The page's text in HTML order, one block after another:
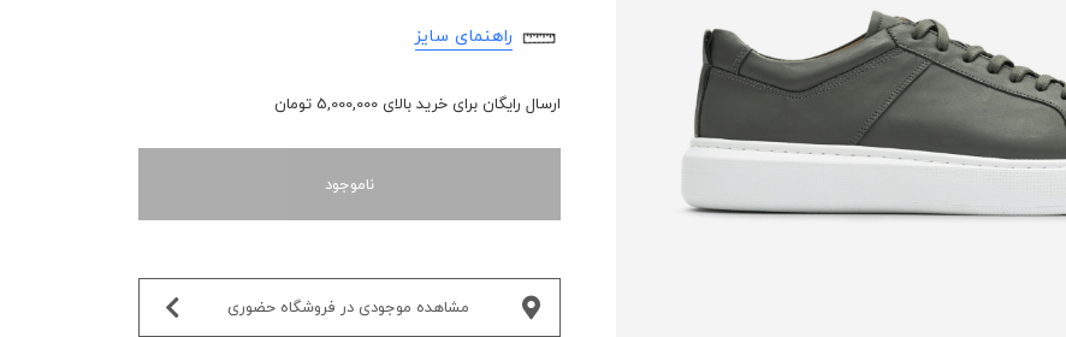
راهنمای سایز
ارسال رایگان برای خرید بالای 5,000,000 تومان
ناموجود
مشاهده موجودی در فروشگاه حضوری‌